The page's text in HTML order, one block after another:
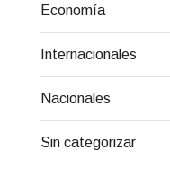
Economía
Internacionales
Nacionales
Sin categorizar